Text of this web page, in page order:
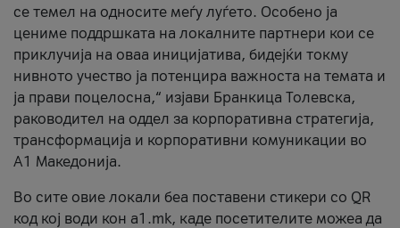
се темел на односите меѓу луѓето. Особено ја
цениме поддршката на локалните партнери кои се
приклучија на оваа иницијатива, бидејќи токму
нивното учество ја потенцира важноста на темата и
ја прави поцелосна,“ изјави Бранкица Толевска,
раководител на оддел за корпоративна стратегија,
трансформација и корпоративни комуникации во
А1 Македонија.
Во сите овие локали беа поставени стикери со QR
код кој води кон a1.mk, каде посетителите можеа да